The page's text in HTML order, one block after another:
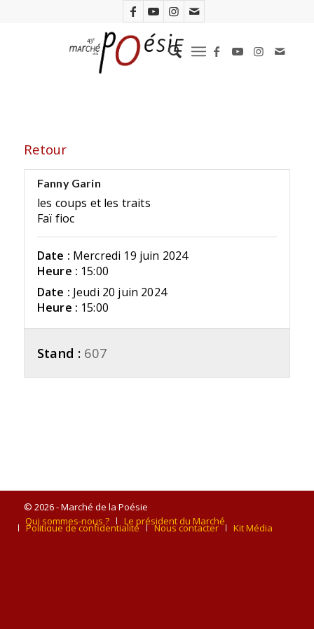
Retour
Fanny Garin
les coups et les traits
Faï fioc
Date : Mercredi 19 juin 2024
Heure : 15:00
Date : Jeudi 20 juin 2024
Heure : 15:00
Stand : 607
© 2026 - Marché de la Poésie
Qui sommes-nous ?
Le président du Marché
Politique de confidentialité Nous contacter Kit Média